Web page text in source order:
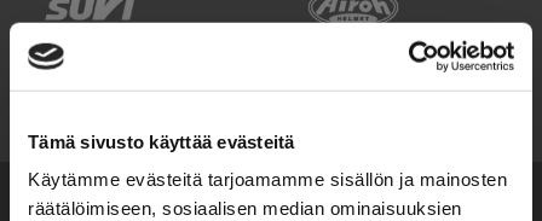
Tämä sivusto käyttää evästeitä
Käytämme evästeitä tarjoamamme sisällön ja mainosten
räätälöimiseen, sosiaalisen median ominaisuuksien